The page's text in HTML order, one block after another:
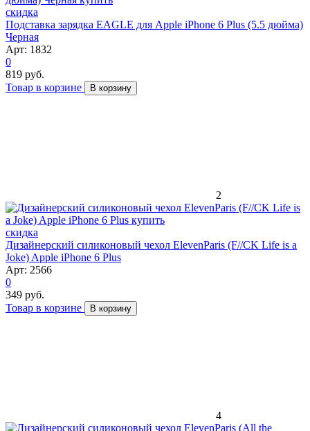
скидка
Подставка зарядка EAGLE для Apple iPhone 6 Plus (5.5 дюйма)
Черная
Арт: 1832
0
819 руб.
Товар в корзине
В корзину
2
скидка
Дизайнерский силиконовый чехол ElevenParis (F//CK Life is a
Joke) Apple iPhone 6 Plus
Арт: 2566
0
349 руб.
Товар в корзине
В корзину
4